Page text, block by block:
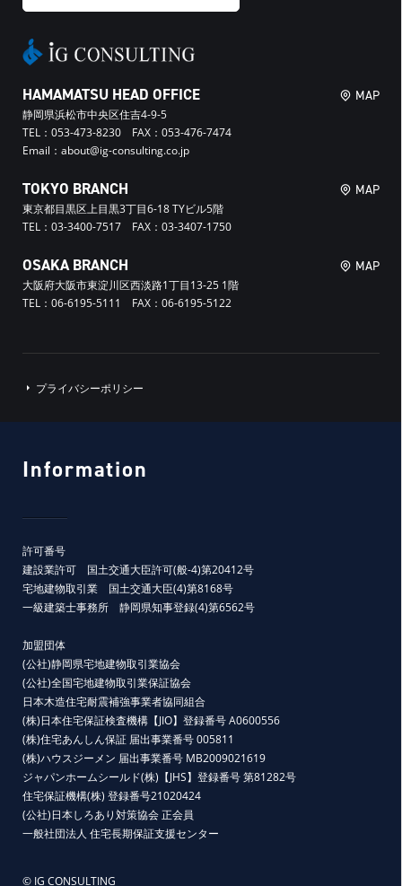
HAMAMATSU HEAD OFFICE
静岡県浜松市中央区住吉4-9-5
TEL：053-473-8230 FAX：053-476-7474
Email：about@ig-consulting.co.jp
MAP
TOKYO BRANCH
東京都目黒区上目黒3丁目6-18 TYビル5階
TEL：03-3400-7517 FAX：03-3407-1750
MAP
OSAKA BRANCH
大阪府大阪市東淀川区西淡路1丁目13-25 1階
TEL：06-6195-5111 FAX：06-6195-5122
MAP
プライバシーポリシー
Information
許可番号
建設業許可 国土交通大臣許可(般-4)第20412号
宅地建物取引業 国土交通大臣(4)第8168号
一級建築士事務所 静岡県知事登録(4)第6562号
加盟団体
(公社)静岡県宅地建物取引業協会
(公社)全国宅地建物取引業保証協会
日本木造住宅耐震補強事業者協同組合
(株)日本住宅保証検査機構【JIO】登録番号 A0600556
(株)住宅あんしん保証 届出事業番号 005811
(株)ハウスジーメン 届出事業番号 MB2009021619
ジャパンホームシールド(株)【JHS】登録番号 第81282号
住宅保証機構(株) 登録番号21020424
(公社)日本しろあり対策協会 正会員
一般社団法人 住宅長期保証支援センター
© IG CONSULTING